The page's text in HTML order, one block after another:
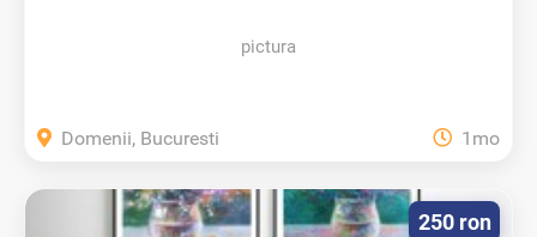
pictura
Domenii, Bucuresti 1mo
250 ron